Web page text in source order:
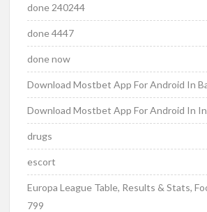
done 240244
done 4447
done now
Download Mostbet App For Android In
Download Mostbet App For Android In
drugs
escort
Europa League Table, Results & Stats,
799